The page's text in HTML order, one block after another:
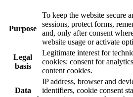
Purpose
To keep the website secure
sessions, protect forms,
and, only after consent
website usage or activate
Legal
basis
Legitimate interest for
cookies; consent for
content cookies.
Data
IP address, browser and
identifiers, cookie consent